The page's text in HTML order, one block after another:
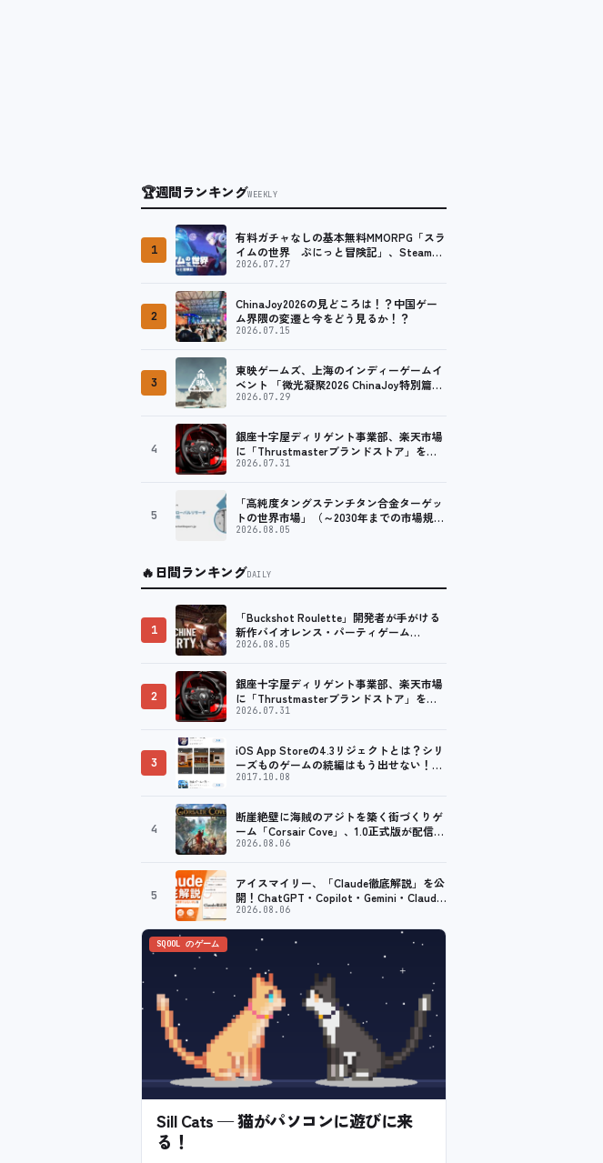
🏆週間ランキングWEEKLY
1
有料ガチャなしの基本無料MMORPG「スラ
イムの世界 ぷにっと冒険記」、Steam向
けの無料体験版が8月末に配信決定
2026.07.27
2
ChinaJoy2026の見どころは！？中国ゲー
ム界隈の変遷と今をどう見るか！？
2026.07.15
3
東映ゲームズ、上海のインディーゲームイ
ベント 「微光凝聚2026 ChinaJoy特別篇」
に登壇！
2026.07.29
4
銀座十字屋ディリゲント事業部、楽天市場
に「Thrustmasterブランドストア」をオ
ープン。記念キャンペーンでポイントアッ
ローラーを中心に、幅広くラインナップ
2026.07.31
5
「高純度タングステンチタン合金ターゲッ
トの世界市場」（～2030年までの市場規模
予測）資料を発行、年平均6.5%で成長する
2026.08.05
🔥日間ランキングDAILY
1
「Buckshot Roulette」開発者が手がける
新作バイオレンス・パーティゲーム
「Machine Party」がSteam向けに配信開
2026.08.05
2
銀座十字屋ディリゲント事業部、楽天市場
に「Thrustmasterブランドストア」をオ
ープン。記念キャンペーンでポイントアッ
2026.07.31
3
iOS App Storeの4.3リジェクトとは？シリ
ーズものゲームの続編はもう出せない！？
脱出ゲームで相次ぐリジェクト
2017.10.08
4
断崖絶壁に海賊のアジトを築く街づくりゲ
ーム「Corsair Cove」、1.0正式版が配信開
始！
2026.08.06
5
アイスマイリー、「Claude徹底解説」を公
開！ChatGPT・Copilot・Gemini・Claude
を機能別／業務別に比較―自社に合う生成
AIの選び方がわかる実践ガイド
2026.08.06
SQOOL のゲーム
Sill Cats — 猫がパソコンに遊びに来
る！